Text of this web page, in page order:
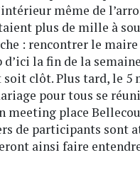
même de
plus de mille à
: rencontrer le maire
la fin de la
soit clôt. Plus tard, le 5
pour tous se
meeting place
de participants sont
ainsi faire